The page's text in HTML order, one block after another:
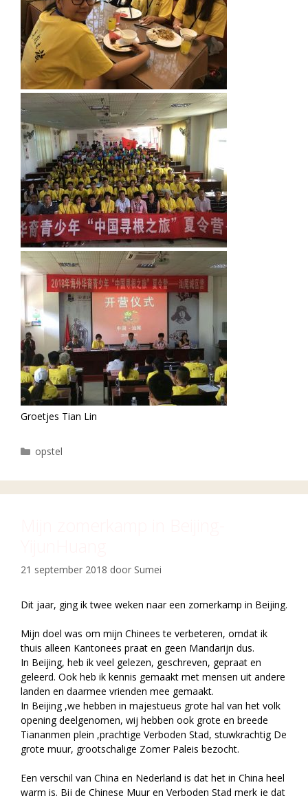
Groetjes Tian Lin
Categorieën
opstel
21 september 2018 door Sumei
Dit jaar, ging ik twee weken naar een zomerkamp in Beijing.
Mijn doel was om mijn Chinees te verbeteren, omdat ik
thuis alleen Kantonees praat en geen Mandarijn dus.
In Beijing, heb ik veel gelezen, geschreven, gepraat en
geleerd. Ook heb ik kennis gemaakt met mensen uit andere
landen en daarmee vrienden mee gemaakt.
In Beijing ,we hebben in majestueus grote hal van het volk
opening deelgenomen, wij hebben ook grote en breede
Tiananmen plein ,prachtige Verboden Stad, stuwkrachtig De
grote muur, grootschalige Zomer Paleis bezocht.
Een verschil van China en Nederland is dat het in China heel
warm is. Bij de Chinese Muur en Verboden Stad merk je dat